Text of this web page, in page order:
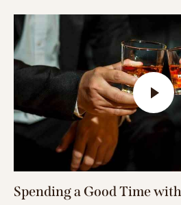
Spending a Good Time